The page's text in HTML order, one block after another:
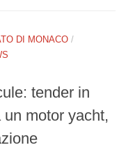
DI MONACO /
tender in
motor yacht,